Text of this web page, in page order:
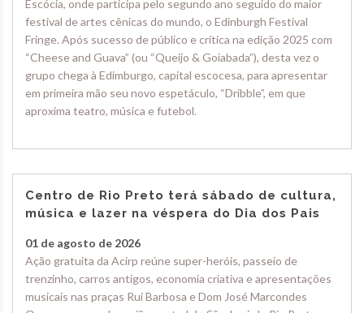
Escócia, onde participa pelo segundo ano seguido do maior
festival de artes cênicas do mundo, o Edinburgh Festival
Fringe. Após sucesso de público e crítica na edição 2025 com
“Cheese and Guava” (ou “Queijo & Goiabada”), desta vez o
grupo chega à Edimburgo, capital escocesa, para apresentar
em primeira mão seu novo espetáculo, “Dribble”, em que
aproxima teatro, música e futebol.
Centro de Rio Preto terá sábado de cultura,
música e lazer na véspera do Dia dos Pais
01 de agosto de 2026
Ação gratuita da Acirp reúne super-heróis, passeio de
trenzinho, carros antigos, economia criativa e apresentações
musicais nas praças Rui Barbosa e Dom José Marcondes